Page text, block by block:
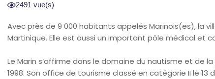
2491 vue(s)
Avec près de 9 000 habitants appelés Marinois(es), la
Martinique. Elle est aussi un important pôle médical et
Le Marin s’affirme dans le domaine du nautisme et de
1998. Son office de tourisme classé en catégorie II le